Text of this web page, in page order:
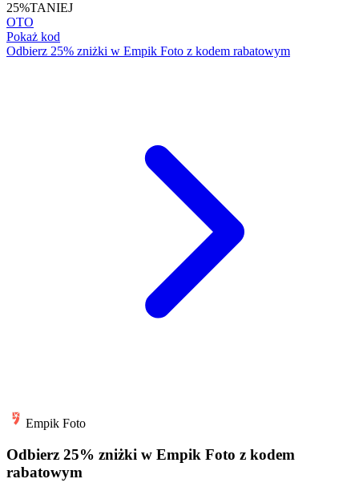
25%TANIEJ
OTO
Pokaż kod
Odbierz 25% zniżki w Empik Foto z kodem rabatowym
Empik Foto
Odbierz 25% zniżki w Empik Foto z kodem
rabatowym